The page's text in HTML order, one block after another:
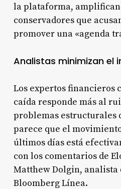
la plataforma,
conservadores que
promover una «agenda
Analistas minimizan el
Los expertos financieros
caída responde más al
problemas estructurales
parece que el
últimos días está
con los comentarios de
Matthew Dolgin, analista
Bloomberg Línea.